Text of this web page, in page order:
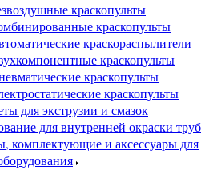
краскопульты
краскопульты
краскораспылители
краскопульты
краскопульты
краскопульты
для экструзии и смазок
для внутренней окраски труб
комплектующие и аксессуары для